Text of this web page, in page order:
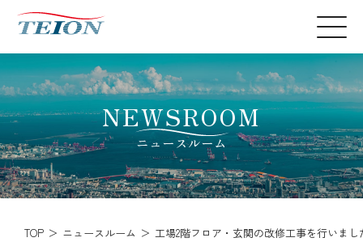
NEWSROOM
ニュースルーム
TOP ニュースルーム 工場2階フロア・玄関の改修工事を行いま